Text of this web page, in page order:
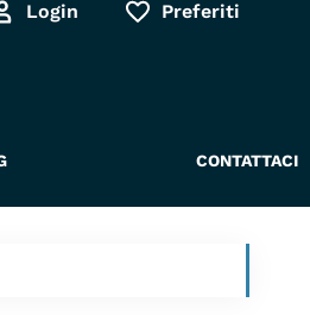
Login Preferiti
CONTATTACI